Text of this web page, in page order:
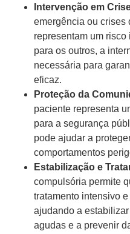
Intervenção em
emergência ou crises
representam um
para os outros, a
necessária para
eficaz.
Proteção da
paciente representa
para a segurança
pode ajudar a
comportamentos
Estabilização e
compulsória permite
tratamento intensivo
ajudando a
agudas e a prevenir